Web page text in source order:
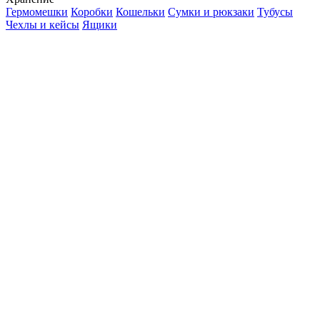
Гермомешки Коробки Кошельки Сумки и рюкзаки Тубусы
Чехлы и кейсы Ящики